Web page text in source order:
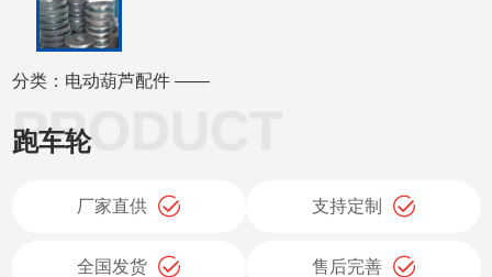
分类：电动葫芦配件 ——
跑车轮
厂家直供 支持定制
全国发货 售后完善